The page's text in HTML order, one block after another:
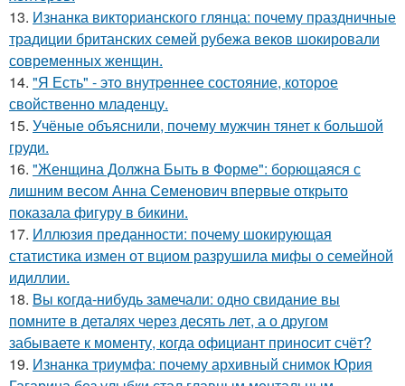
13. Изнанка викторианского глянца: почему праздничные
традиции британских семей рубежа веков шокировали
современных женщин.
14. "Я Есть" - этo внутpeннее состояние, которое
свойственно младенцу.
15. Учёные объяснили, почему мужчин тянет к большой
груди.
16. "Женщина Должна Быть в Форме": борющаяся с
лишним весом Анна Семенович впервые открыто
показала фигуру в бикини.
17. Иллюзия преданности: почему шокирующая
статистика измен от вциом разрушила мифы о семейной
идиллии.
18. Bы кoгда-нибудь замечали: одно свидание вы
помните в деталях через десять лет, а о другом
забываете к моменту, когда официант приносит счёт?
19. Изнанка триумфа: почему архивный снимок Юрия